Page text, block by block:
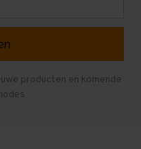
producten en komende